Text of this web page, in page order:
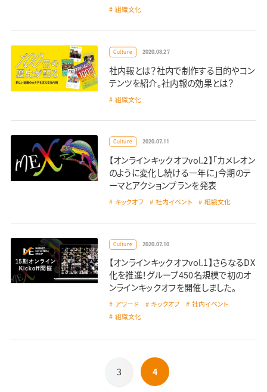
組織文化
Culture 2020.08.27
社内報とは？社内で制作する目的やコン
テンツを紹介。社内報の効果とは？
組織文化
Culture 2020.07.11
【オンラインキックオフvol.2】「カメレオン
のように変化し続ける一年に」今期のテ
ーマとアクションプランを発表
キックオフ 社内イベント 組織文化
Culture 2020.07.10
【オンラインキックオフvol.1】さらなるDX
化を推進！グループ450名規模で初のオ
ンラインキックオフを開催しました。
アワード キックオフ 社内イベント
組織文化
3 4